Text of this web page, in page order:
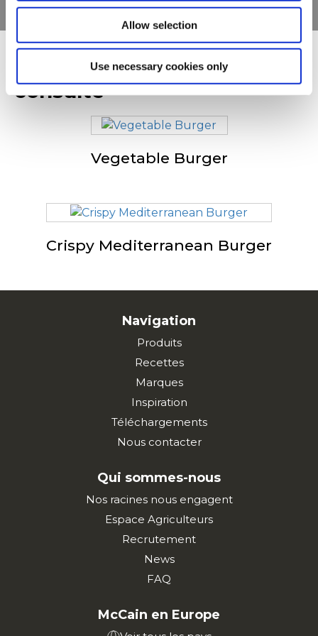
Allow selection
Use necessary cookies only
D'autres ont également
consulté
Vegetable Burger
Crispy Mediterranean Burger
Navigation
Produits
Recettes
Marques
Inspiration
Téléchargements
Nous contacter
Qui sommes-nous
Nos racines nous engagent
Espace Agriculteurs
Recrutement
News
FAQ
McCain en Europe